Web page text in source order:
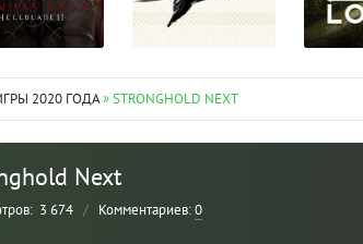
2020 ГОДА» STRONGHOLD NEXT
Next
3 674 / Комментариев:0